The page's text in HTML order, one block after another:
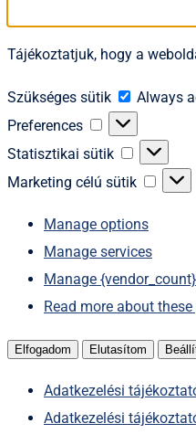
Tájékoztatjuk, hogy a
Szükséges sütik
Always
Preferences
Preferences
Statisztikai sütik
sütik
Marketing célú sütik
Manage options
Manage services
Manage
Read more about
Elfogadom Elutasítom
Adatkezelési
Adatkezelési